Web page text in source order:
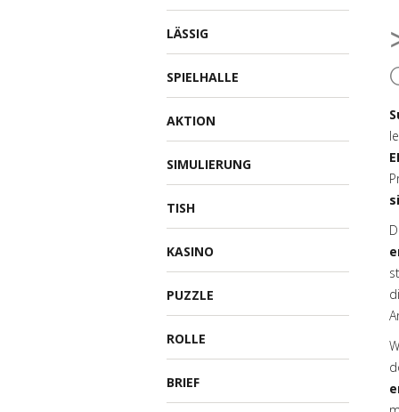
LÄSSIG
SPIELHALLE
AKTION
SIMULIERUNG
TISH
KASINO
PUZZLE
ROLLE
BRIEF